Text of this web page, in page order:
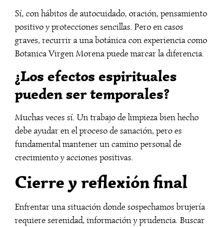
Sí, con hábitos de autocuidado, oración, pensamiento
positivo y protecciones sencillas. Pero en casos
graves, recurrir a una botánica con experiencia como
Botanica Virgen Morena puede marcar la diferencia.
¿Los efectos espirituales
pueden ser temporales?
Muchas veces sí. Un trabajo de limpieza bien hecho
debe ayudar en el proceso de sanación, pero es
fundamental mantener un camino personal de
crecimiento y acciones positivas.
Cierre y reflexión final
Enfrentar una situación donde sospechamos brujería
requiere serenidad, información y prudencia. Buscar